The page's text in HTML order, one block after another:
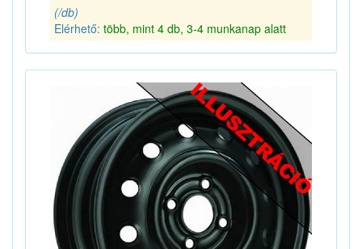
(/db)
Elérhető: több, mint 4 db, 3-4 munkanap alatt